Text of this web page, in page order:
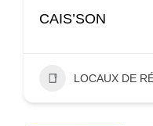
CAIS’SON
LOCAUX DE